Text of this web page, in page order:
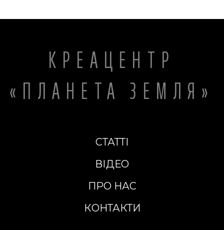
КРЕАЦЕНТР
«ПЛАНЕТА ЗЕМЛЯ»
СТАТТІ
ВІДЕО
ПРО НАС
КОНТАКТИ